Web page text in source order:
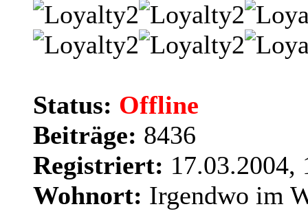
Status: Offline
Beiträge: 8436
Registriert: 17.03.2004,
Wohnort: Irgendwo im